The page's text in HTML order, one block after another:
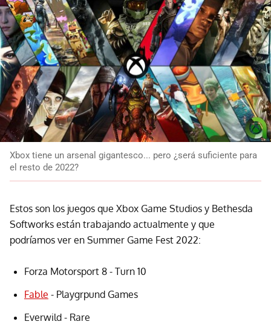
Xbox tiene un arsenal gigantesco... pero ¿será suficiente para
el resto de 2022?
Estos son los juegos que Xbox Game Studios y Bethesda
Softworks están trabajando actualmente y que
podríamos ver en Summer Game Fest 2022:
Forza Motorsport 8 - Turn 10
Fable - Playgrpund Games
Everwild - Rare